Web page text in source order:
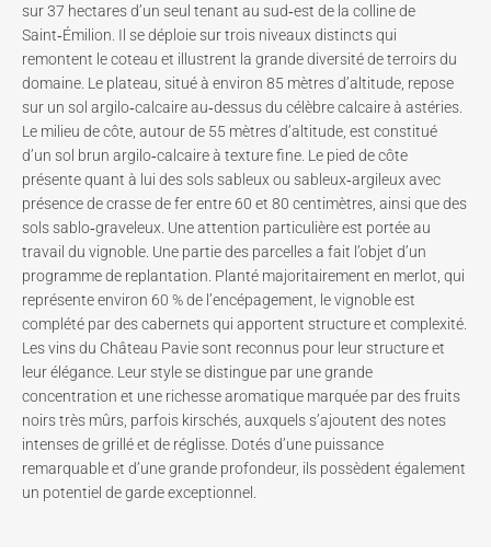
sur 37 hectares d’un seul tenant au sud‑est de la colline de
Saint‑Émilion. Il se déploie sur trois niveaux distincts qui
remontent le coteau et illustrent la grande diversité de terroirs du
domaine. Le plateau, situé à environ 85 mètres d’altitude, repose
sur un sol argilo‑calcaire au‑dessus du célèbre calcaire à astéries.
Le milieu de côte, autour de 55 mètres d’altitude, est constitué
d’un sol brun argilo‑calcaire à texture fine. Le pied de côte
présente quant à lui des sols sableux ou sableux‑argileux avec
présence de crasse de fer entre 60 et 80 centimètres, ainsi que des
sols sablo‑graveleux. Une attention particulière est portée au
travail du vignoble. Une partie des parcelles a fait l’objet d’un
programme de replantation. Planté majoritairement en merlot, qui
représente environ 60 % de l’encépagement, le vignoble est
complété par des cabernets qui apportent structure et complexité.
Les vins du Château Pavie sont reconnus pour leur structure et
leur élégance. Leur style se distingue par une grande
concentration et une richesse aromatique marquée par des fruits
noirs très mûrs, parfois kirschés, auxquels s’ajoutent des notes
intenses de grillé et de réglisse. Dotés d’une puissance
remarquable et d’une grande profondeur, ils possèdent également
un potentiel de garde exceptionnel.